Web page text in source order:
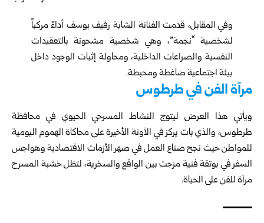
وفي المقابل، قدمت الفنانة الشابة رفيف يوسف أداءً مركباً
‏لشخصية “نجمة”، وهي شخصية مشحونة بالتعقيدات
النفسية ‏والصراعات الداخلية، ومحاولة إثبات الوجود داخل
بيئة ‏اجتماعية ضاغطة ومحبطة‎.‎
مرآة الفن في طرطوس
ويأتي هذا العرض ليتوج النشاط المسرحي الحيوي في ‏محافظة
طرطوس، والذي بات يركز في الآونة الأخيرة على ‏محاكاة الهموم اليومية
للمواطن حيث نجح صناع العمل في ‏صهر الأزمات الاقتصادية وهواجس
السفر في بوتقة فنية ‏مزجت بين الواقع والسخرية، لتظل خشبة المسرح
مرآة للفن ‏على الحياة‎.‎